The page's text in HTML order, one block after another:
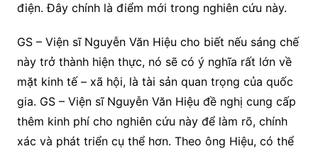
điện. Đây chính là điểm mới trong nghiên cứu này.
GS – Viện sĩ Nguyễn Văn Hiệu cho biết nếu sáng chế
này trở thành hiện thực, nó sẽ có ý nghĩa rất lớn về
mặt kinh tế – xã hội, là tài sản quan trọng của quốc
gia. GS – Viện sĩ Nguyễn Văn Hiệu đề nghị cung cấp
thêm kinh phí cho nghiên cứu này để làm rõ, chính
xác và phát triển cụ thể hơn. Theo ông Hiệu, có thể